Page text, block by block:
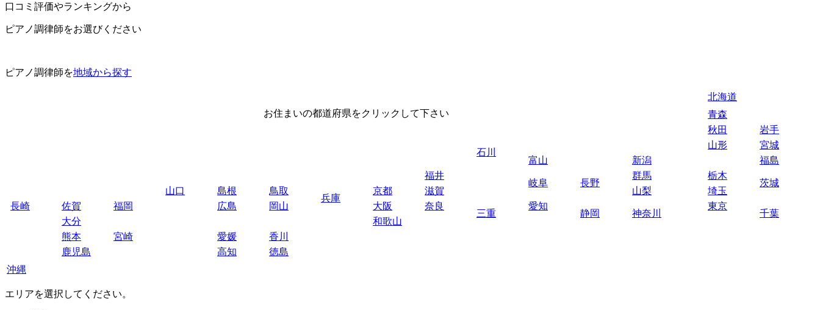
口コミ評価やランキングから
ピアノ調律師をお選びください
ピアノ調律師を地域から探す
お住まいの都道府県をクリックして下さい
北海道
青森
秋田
岩手
石川
山形
宮城
富山
新潟
福島
福井
岐阜 長野
群馬 栃木
茨城
山口 島根 鳥取
兵庫
京都 滋賀 山梨
埼玉
長崎
佐賀 福岡 広島 岡山 大阪 奈良
三重
愛知
静岡 神奈川
東京
千葉
大分
和歌山
熊本
宮崎 愛媛
香川
鹿児島
高知
徳島
沖縄
エリアを選択してください。